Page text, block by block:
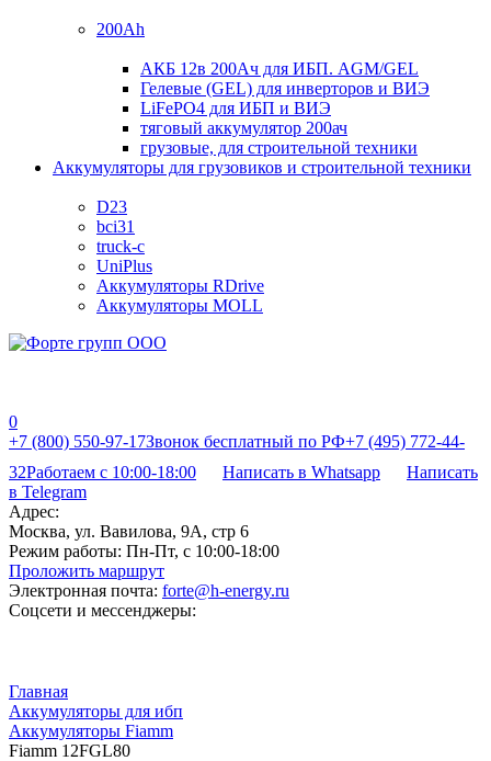
200Ah
АКБ 12в 200Ач для ИБП. AGM/GEL
Гелевые (GEL) для инверторов и ВИЭ
LiFePO4 для ИБП и ВИЭ
тяговый аккумулятор 200ач
грузовые, для строительной техники
Аккумуляторы для грузовиков и строительной техники
D23
bci31
truck-c
UniPlus
Аккумуляторы RDrive
Аккумуляторы MOLL
0
+7 (800) 550-97-17Звонок бесплатный по РФ+7 (495) 772-44-
32Работаем с 10:00-18:00 Написать в Whatsapp
Написать
в Telegram
Адрес:
Москва, ул. Вавилова, 9А, стр 6
Режим работы: Пн-Пт, с 10:00-18:00
Проложить маршрут
Электронная почта: forte@h-energy.ru
Соцсети и мессенджеры:
Главная
Аккумуляторы для ибп
Аккумуляторы Fiamm
Fiamm 12FGL80